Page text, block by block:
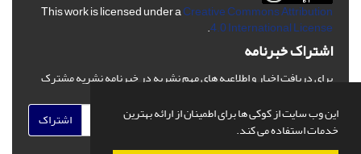
این وب سایت از کوکی ها برای اطمینان از ارائه بهترین
خدمات استفاده می کند.
This work is licensed under aCreative Commons Attribution
4.0 International License
.
اشتراک خبرنامه
برای دریافت اخبار و اطلاعیه های مهم نشریه در خبرنامه نشریه مشترک
اشتراک